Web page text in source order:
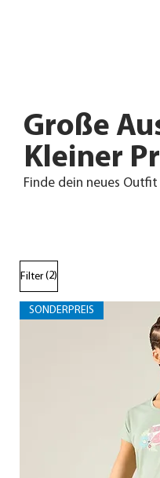
Filter (2)
SONDERPREIS
Große
Kleiner
Finde dein neues Outfit